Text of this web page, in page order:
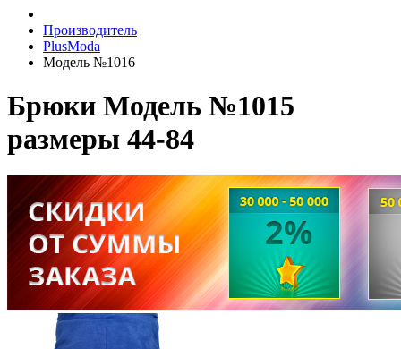
Производитель
PlusModa
Модель №1016
Брюки Модель №1015
размеры 44-84